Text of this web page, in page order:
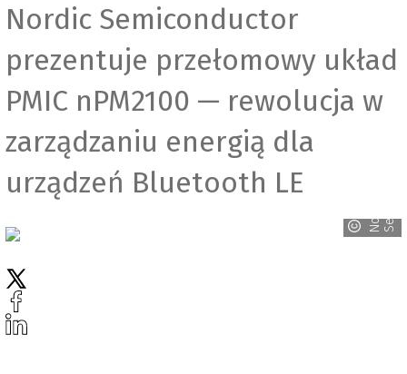
Nordic Semiconductor
prezentuje przełomowy układ
PMIC nPM2100 — rewolucja w
zarządzaniu energią dla
urządzeń Bluetooth LE
N
o
r
d
i
c
S
e
m
i
c
o
n
d
u
c
t
o